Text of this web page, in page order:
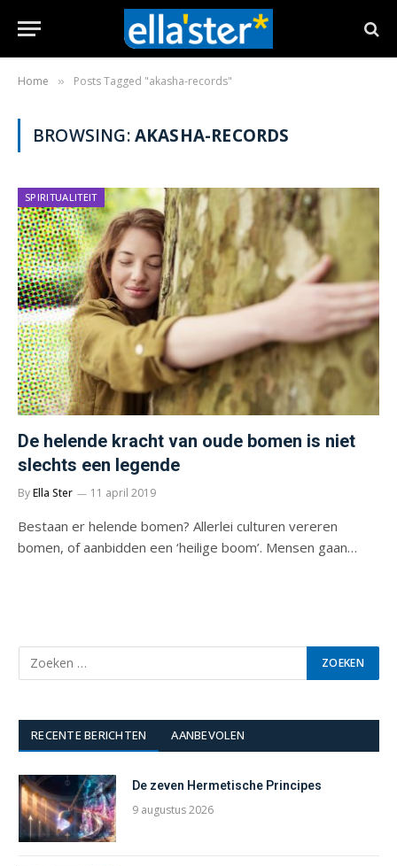
Home » Posts Tagged "akasha-records"
BROWSING:AKASHA-RECORDS
SPIRITUALITEIT
De helende kracht van oude bomen is niet
slechts een legende
ByElla Ster 11 april 2019
Bestaan er helende bomen? Allerlei culturen vereren
bomen, of aanbidden een ‘heilige boom’. Mensen gaan…
RECENTE BERICHTEN AANBEVOLEN
De zeven Hermetische Principes
9 augustus 2026